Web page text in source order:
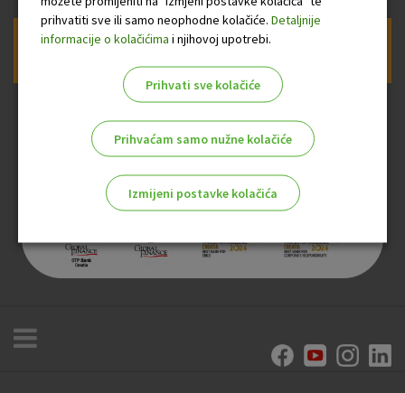
Prijava na newsletter OTP banke
prihvatiti sve ili samo neophodne kolačiće. Detaljnije
informacije o kolačićima i njihovoj upotrebi.
Prihvati sve kolačiće
Prihvaćam samo nužne kolačiće
Izmijeni postavke kolačića